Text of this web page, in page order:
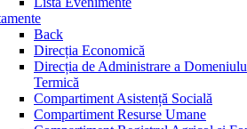
Back
Direcția Economică
Direcția de Administrare a
Termică
Compartiment Asistență Socială
Compartiment Resurse Umane